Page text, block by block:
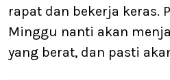
rapat dan bekerja keras.
Minggu nanti akan
yang berat, dan pasti